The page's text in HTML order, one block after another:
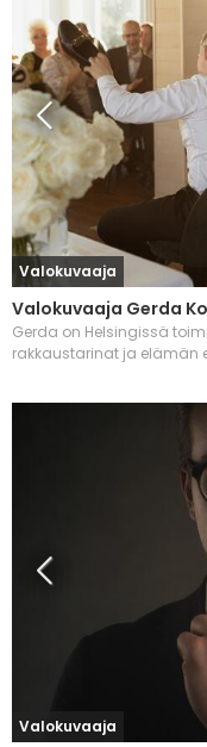
Valokuvaaja
Valokuvaaja Gerda
Gerda on Helsingissä
rakkaustarinat ja elämän
Valokuvaaja